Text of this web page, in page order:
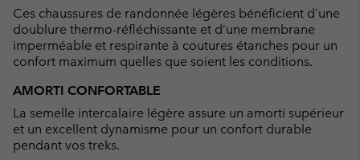
Ces chaussures de randonnée légères bénéficient d’une
doublure thermo-réfléchissante et d’une membrane
imperméable et respirante à coutures étanches pour un
confort maximum quelles que soient les conditions.
AMORTI CONFORTABLE
La semelle intercalaire légère assure un amorti supérieur
et un excellent dynamisme pour un confort durable
pendant vos treks.